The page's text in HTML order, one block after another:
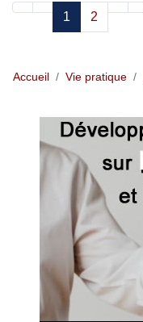
1 2
Accueil Vie pratique